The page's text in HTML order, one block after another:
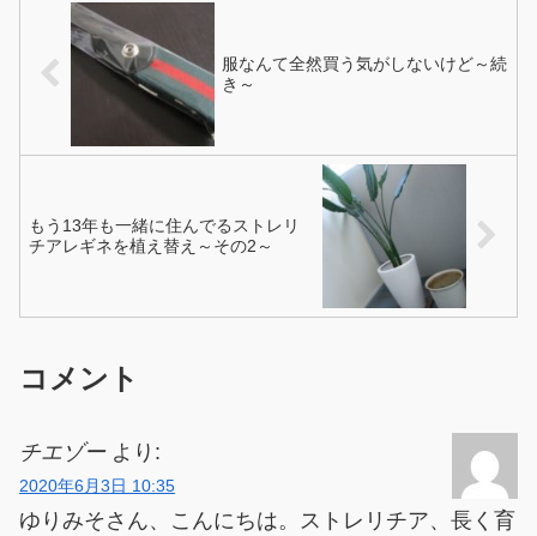
服なんて全然買う気がしないけど～続
き～
もう13年も一緒に住んでるストレリ
チアレギネを植え替え～その2～
コメント
チエゾー より:
2020年6月3日 10:35
ゆりみそさん、こんにちは。ストレリチア、長く育